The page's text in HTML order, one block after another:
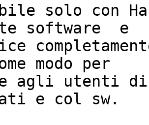
solo con
software  e
modo per
agli utenti
e col sw.